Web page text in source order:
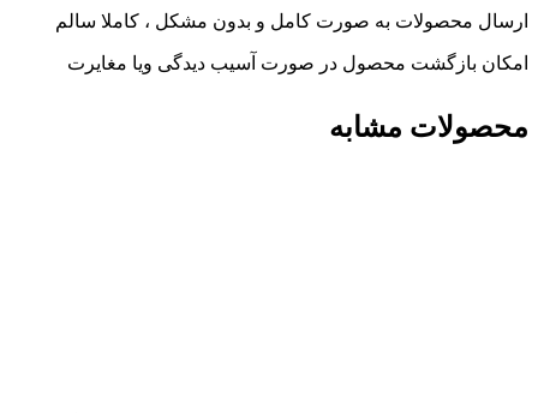
ارسال محصولات به صورت کامل و بدون مشکل ، کاملا سالم
امکان بازگشت محصول در صورت آسیب دیدگی ویا مغایرت
محصولات مشابه